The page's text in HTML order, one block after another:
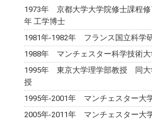
1973年 京都大学大学院修士課程
年 工学博士
1981年-1982年 フランス国立科学
1988年 マンチェスター科学技術
1995年 東京大学理学部教授 同大
授
1995年-2001年 マンチェスター大
2005年-2011年 マンチェスター大